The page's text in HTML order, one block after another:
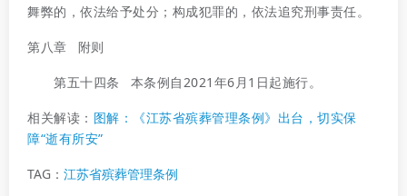
舞弊的，依法给予处分；构成犯罪的，依法追究刑事责任。
第八章 附则
第五十四条 本条例自2021年6月1日起施行。
相关解读： 图解：《江苏省殡葬管理条例》出台，切实保
障“逝有所安”
TAG： 江苏省殡葬管理条例